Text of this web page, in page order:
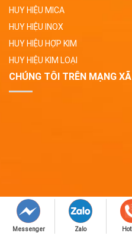
HUY HIỆU MICA
HUY HIỆU INOX
HUY HIỆU HỢP KIM
HUY HIỆU KIM LOẠI
CHÚNG TÔI TRÊN MẠNG
Messenger Zalo